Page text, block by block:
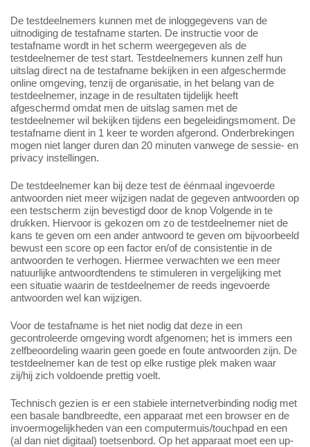
De testdeelnemers kunnen met de inloggegevens van de
uitnodiging de testafname starten. De instructie voor de
testafname wordt in het scherm weergegeven als de
testdeelnemer de test start. Testdeelnemers kunnen zelf hun
uitslag direct na de testafname bekijken in een afgeschermde
online omgeving, tenzij de organisatie, in het belang van de
testdeelnemer, inzage in de resultaten tijdelijk heeft
afgeschermd omdat men de uitslag samen met de
testdeelnemer wil bekijken tijdens een begeleidingsmoment. De
testafname dient in 1 keer te worden afgerond. Onderbrekingen
mogen niet langer duren dan 20 minuten vanwege de sessie- en
privacy instellingen.
De testdeelnemer kan bij deze test de éénmaal ingevoerde
antwoorden niet meer wijzigen nadat de gegeven antwoorden op
een testscherm zijn bevestigd door de knop Volgende in te
drukken. Hiervoor is gekozen om zo de testdeelnemer niet de
kans te geven om een ander antwoord te geven om bijvoorbeeld
bewust een score op een factor en/of de consistentie in de
antwoorden te verhogen. Hiermee verwachten we een meer
natuurlijke antwoordtendens te stimuleren in vergelijking met
een situatie waarin de testdeelnemer de reeds ingevoerde
antwoorden wel kan wijzigen.
Voor de testafname is het niet nodig dat deze in een
gecontroleerde omgeving wordt afgenomen; het is immers een
zelfbeoordeling waarin geen goede en foute antwoorden zijn. De
testdeelnemer kan de test op elke rustige plek maken waar
zij/hij zich voldoende prettig voelt.
Technisch gezien is er een stabiele internetverbinding nodig met
een basale bandbreedte, een apparaat met een browser en de
invoermogelijkheden van een computermuis/touchpad en een
(al dan niet digitaal) toetsenbord. Op het apparaat moet een up-